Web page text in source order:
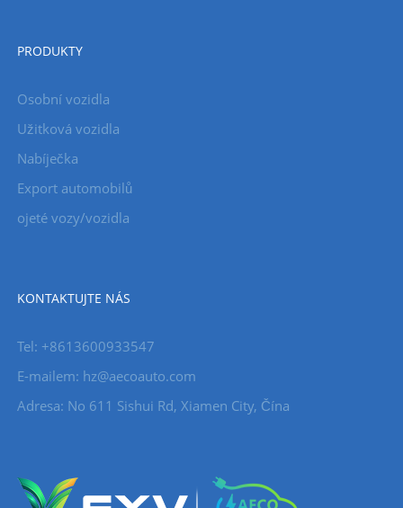
PRODUKTY
Osobní vozidla
Užitková vozidla
Nabíječka
Export automobilů
ojeté vozy/vozidla
KONTAKTUJTE NÁS
Tel: +8613600933547
E-mailem: hz@aecoauto.com
Adresa: No 611 Sishui Rd, Xiamen City, Čína